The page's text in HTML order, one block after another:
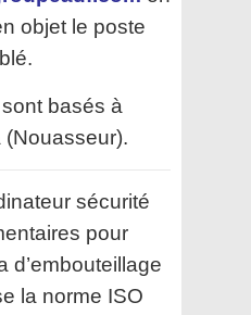
objet le poste
basés à
sécurité
pour
d’embouteillage
la norme ISO